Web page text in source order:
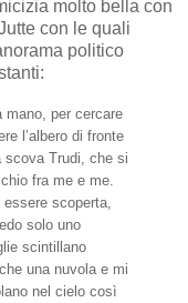
molto bella con
con le quali
politico
mano, per cercare
l’albero di fronte
scova Trudi, che si
fra me e me.
scoperta,
solo uno
scintillano
una nuvola e mi
nel cielo così